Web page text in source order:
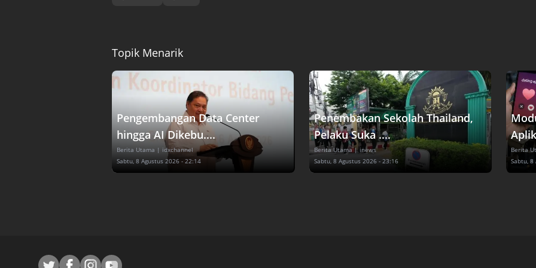
Topik Menarik
Pengembangan Data Center
hingga AI Dikebu....
Berita Utama | idxchannel
Sabtu, 8 Agustus 2026 - 22:14
Penembakan Sekolah Thailand,
Pelaku Suka ....
Berita Utama | inews
Sabtu, 8 Agustus 2026 - 23:16
Berita
Sabtu, 8